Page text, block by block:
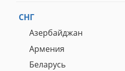
СНГ
Азербайджан
Армения
Беларусь